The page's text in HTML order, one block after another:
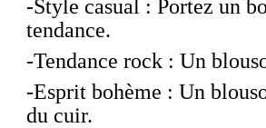
-Style casual : Portez un
tendance.
-Tendance rock : Un
-Esprit bohème : Un
du cuir.